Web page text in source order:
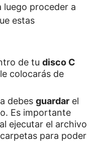
luego proceder a
estas
de tu disco C
colocarás de
debes guardar el
Es importante
ejecutar el archivo
para poder